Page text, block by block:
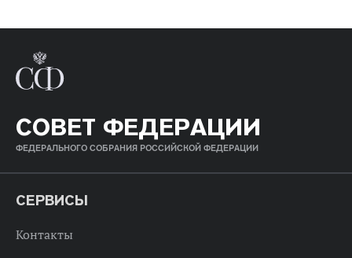
СОВЕТ ФЕДЕРАЦИИ
ФЕДЕРАЛЬНОГО СОБРАНИЯ РОССИЙСКОЙ ФЕДЕРАЦИИ
СЕРВИСЫ
Контакты